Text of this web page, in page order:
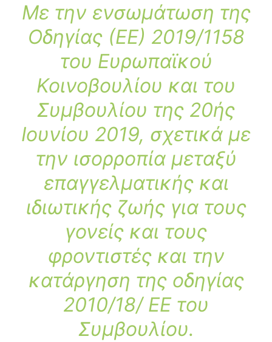
Με την ενσωμάτωση της
Οδηγίας (ΕΕ) 2019/1158
του Ευρωπαϊκού
Κοινοβουλίου και του
Συμβουλίου της 20ής
Ιουνίου 2019, σχετικά με
την ισορροπία μεταξύ
επαγγελματικής και
ιδιωτικής ζωής για τους
γονείς και τους
φροντιστές και την
κατάργηση της οδηγίας
2010/18/ ΕΕ του
Συμβουλίου.